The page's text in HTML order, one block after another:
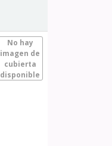
No hay
imagen de
cubierta
disponible